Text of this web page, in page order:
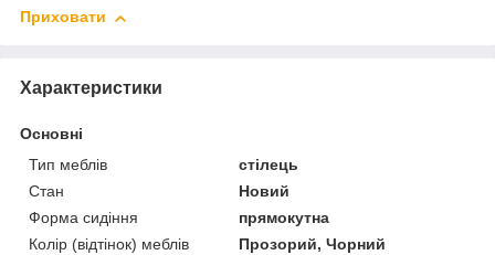
Приховати
Характеристики
Основні
Тип меблів
стілець
Стан
Новий
Форма сидіння
прямокутна
Колір (відтінок) меблів
Прозорий, Чорний